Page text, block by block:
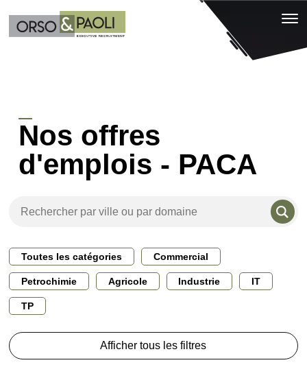
Nos offres
d'emplois - PACA
Toutes les catégories Commercial
Petrochimie Agricole Industrie IT
TP
Afficher tous les filtres